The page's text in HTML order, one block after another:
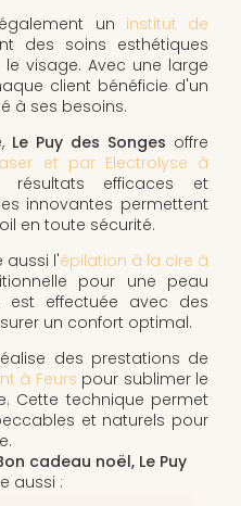
un institut de
des soins esthétiques
visage. Avec une large
client bénéficie d'un
à ses besoins.
Le Puy des Songes offre
et par Electrolyse à
efficaces et
innovantes permettent
en toute sécurité.
aussi l'épilation à la cire à
pour une peau
est effectuée avec des
un confort optimal.
des prestations de
à Feurs pour sublimer le
Cette technique permet
et naturels pour
cadeau noël, Le Puy
aussi :